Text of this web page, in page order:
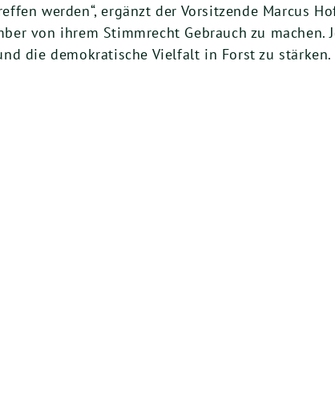
werden“, ergänzt der Vorsitzende Marcus
von ihrem Stimmrecht Gebrauch zu machen.
die demokratische Vielfalt in Forst zu stärken.